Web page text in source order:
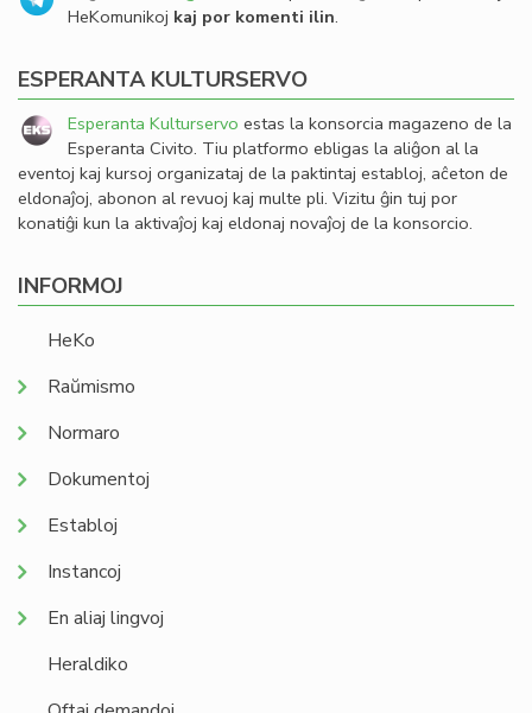
HeKomunikoj kaj por komenti ilin.
ESPERANTA KULTURSERVO
Esperanta Kulturservo estas la konsorcia magazeno de la
Esperanta Civito. Tiu platformo ebligas la aliĝon al la
eventoj kaj kursoj organizataj de la paktintaj establoj, aĉeton de
eldonaĵoj, abonon al revuoj kaj multe pli. Vizitu ĝin tuj por
konatiĝi kun la aktivaĵoj kaj eldonaj novaĵoj de la konsorcio.
INFORMOJ
HeKo
Raŭmismo
Normaro
Dokumentoj
Establoj
Instancoj
En aliaj lingvoj
Heraldiko